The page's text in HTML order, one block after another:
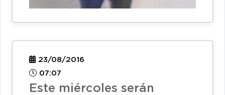
23/08/2016
07:07
Este miércoles serán